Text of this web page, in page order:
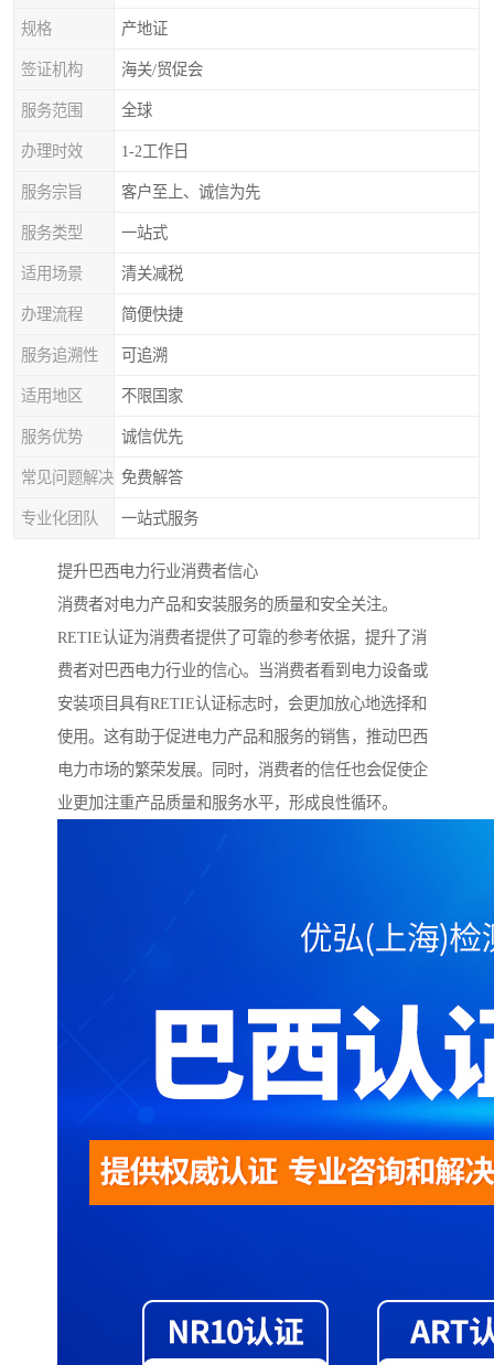
规格 产地证
签证机构 海关/贸促会
服务范围 全球
办理时效 1-2工作日
服务宗旨 客户至上、诚信为先
服务类型 一站式
适用场景 清关减税
办理流程 简便快捷
服务追溯性 可追溯
适用地区 不限国家
服务优势 诚信优先
常见问题解决 免费解答
专业化团队 一站式服务
提升巴西电力行业消费者信心
消费者对电力产品和安装服务的质量和安全关注。
RETIE认证为消费者提供了可靠的参考依据，提升了消
费者对巴西电力行业的信心。当消费者看到电力设备或
安装项目具有RETIE认证标志时，会更加放心地选择和
使用。这有助于促进电力产品和服务的销售，推动巴西
电力市场的繁荣发展。同时，消费者的信任也会促使企
业更加注重产品质量和服务水平，形成良性循环。